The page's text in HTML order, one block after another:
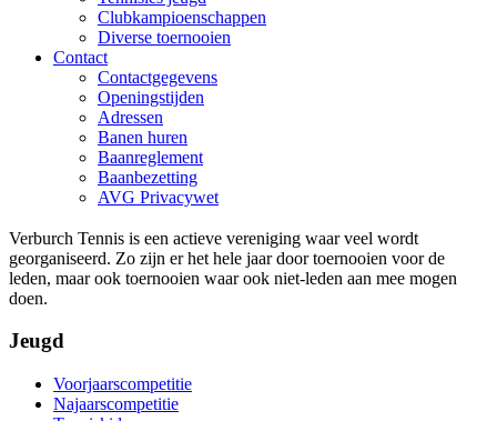
Clubkampioenschappen
Diverse toernooien
Contact
Contactgegevens
Openingstijden
Adressen
Banen huren
Baanreglement
Baanbezetting
AVG Privacywet
Verburch Tennis is een actieve vereniging waar veel wordt
georganiseerd. Zo zijn er het hele jaar door toernooien voor de
leden, maar ook toernooien waar ook niet-leden aan mee mogen
doen.
Jeugd
Voorjaarscompetitie
Najaarscompetitie